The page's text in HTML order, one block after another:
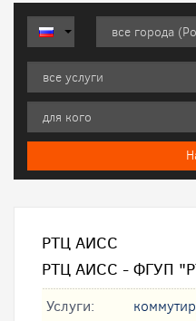
РТЦ АИСС
РТЦ АИСС - ФГУП
Услуги: